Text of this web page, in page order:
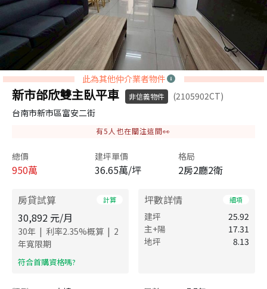
此為其他仲介業者物件
新市邰欣雙主臥平車 非信義物件
(2105902CT)
台南市新市區富安二街
有5 人也在關注這間👀
總價
950萬
建坪單價
36.65萬/坪
格局
2房2廳2衛
房貸試算 計算
30,892 元/月
30年 | 利率2.35%概算 | 2
年寬限期
​符合首購資格嗎?
坪數詳情 細項
建坪
25.92
主+陽
17.31
地坪
8.13